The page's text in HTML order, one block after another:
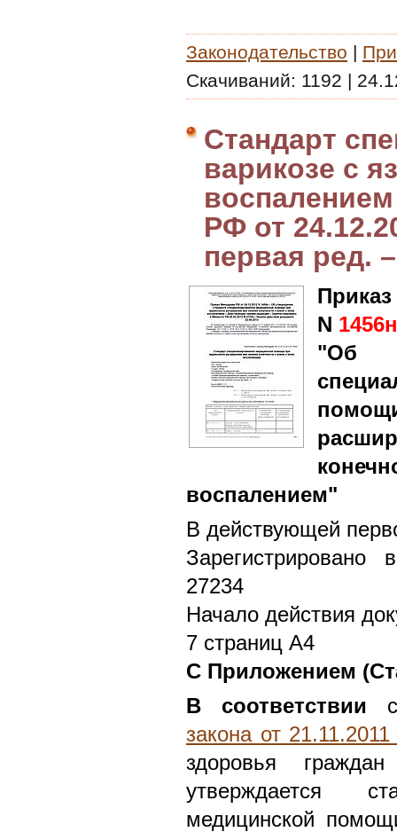
Законодательство |
Скачиваний: 1192 |
Стандарт
варикозе с
РФ от
первая ред.
N 1456н
"Об
воспалением"
В действующей
27234
Начало действия
7 страниц А4
С Приложением
В соответствии
закона от
здоровья
утверждается
медицинской